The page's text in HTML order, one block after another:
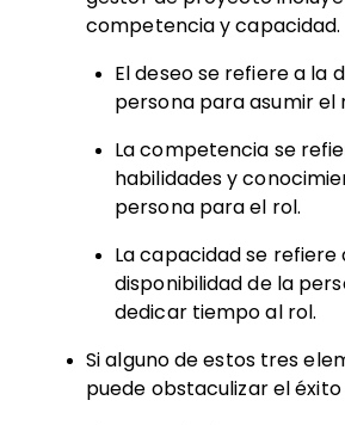
competencia y capacidad.
El deseo se refiere a la
persona para asumir el
La competencia se
habilidades y
persona para el rol.
La capacidad se refiere
disponibilidad de la
dedicar tiempo al rol.
Si alguno de estos tres
puede obstaculizar el